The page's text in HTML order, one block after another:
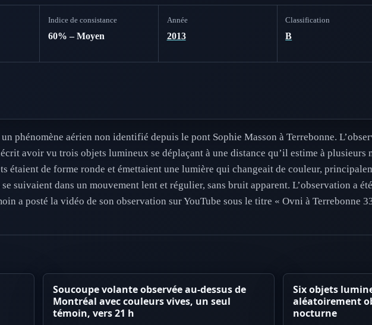
Indice de consistance
60% – Moyen
Année
2013
Classification
B
phénomène aérien non identifié depuis le pont Sophie Masson à Terrebonne.
avoir vu trois objets lumineux se déplaçant à une distance qu’il estime à
étaient de forme ronde et émettaient une lumière qui changeait de couleur,
suivaient dans un mouvement lent et régulier, sans bruit apparent. L’observation a
a posté la vidéo de son observation sur YouTube sous le titre « Ovni à Terrebonne
Soucoupe volante observée au-dessus de
Montréal avec couleurs vives, un seul
témoin, vers 21 h
Six objets
aléatoirement
nocturne